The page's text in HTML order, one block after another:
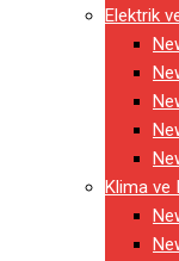
Elektrik
Klima ve